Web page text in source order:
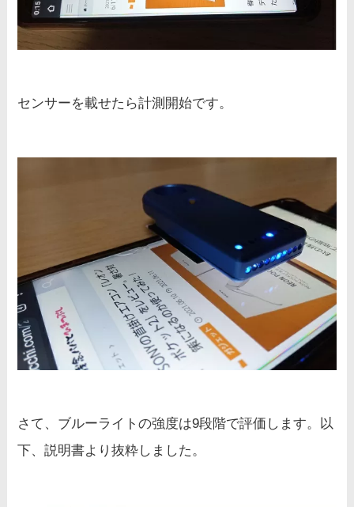
センサーを載せたら計測開始です。
さて、ブルーライトの強度は9段階で評価します。以
下、説明書より抜粋しました。